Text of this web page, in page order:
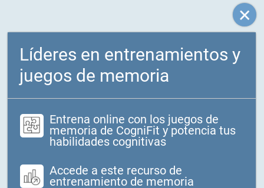
Líderes en entrenamientos y
juegos de memoria
Entrena online con los juegos de
memoria de CogniFit y potencia tus
habilidades cognitivas
Accede a este recurso de
entrenamiento de memoria